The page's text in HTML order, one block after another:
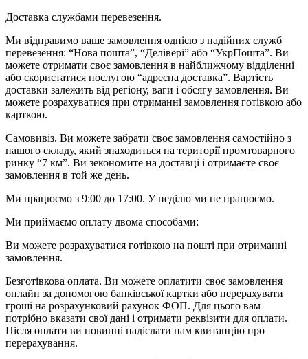
Доставка службами перевезення.
Ми відправимо ваше замовлення однією з надійних служб
перевезення: “Нова пошта”, “Делівері” або “УкрПошта”. Ви
можете отримати своє замовлення в найближчому відділенні
або скористатися послугою “адресна доставка”. Вартість
доставки залежить від регіону, ваги і обсягу замовлення. Ви
можете розрахуватися при отриманні замовлення готівкою або
карткою.
Самовивіз. Ви можете забрати своє замовлення самостійно з
нашого складу, який знаходиться на території промтоварного
ринку “7 км”. Ви зекономите на доставці і отримаєте своє
замовлення в той же день.
Ми працюємо з 9:00 до 17:00. У неділю ми не працюємо.
Ми приймаємо оплату двома способами:
Ви можете розрахуватися готівкою на пошті при отриманні
замовлення.
Безготівкова оплата. Ви можете оплатити своє замовлення
онлайн за допомогою банківської картки або перерахувати
гроші на розрахунковий рахунок ФОП. Для цього вам
потрібно вказати свої дані і отримати реквізити для оплати.
Після оплати ви повинні надіслати нам квитанцію про
перерахування.